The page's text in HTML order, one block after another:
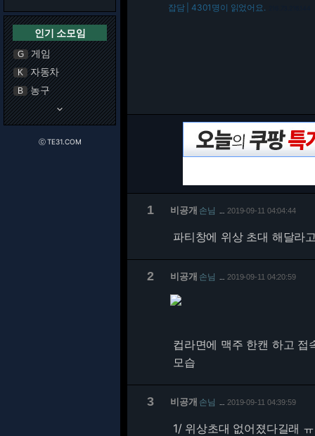
인기 소모임
G 게임
K 자동차
B 농구
keyboard_arrow_down
ⓒ TE31.COM
잡담 | 4301명이 읽었어요.
1 비공개 손님 2019-09-11 04:04:44
파티창에 위상 초대 해달라
2 비공개 손님 2019-09-11 04:20:59
컵라면에 맥주 한캔 하고 접
모습
3 비공개 손님 2019-09-11 04:39:59
1/위상초대 없어졌다길래